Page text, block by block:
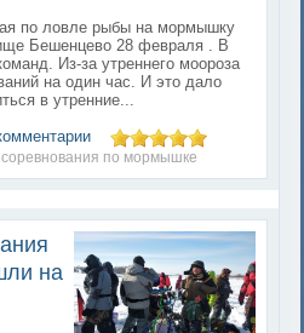
по ловле рыбы на мормышку
Бешенцево 28 февраля . В
Из-за утреннего моороза
на один час. И это дало
в утренние...
соревнования по мормышке
на